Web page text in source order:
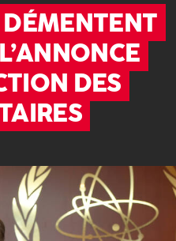
DÉMENTENT
DES